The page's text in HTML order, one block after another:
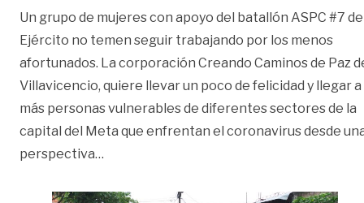
Un grupo de mujeres con apoyo del batallón ASPC #7
Ejército no temen seguir trabajando por los menos
afortunados. La corporación Creando Caminos de Paz
Villavicencio, quiere llevar un poco de felicidad y llegar a
más personas vulnerables de diferentes sectores de la
capital del Meta que enfrentan el coronavirus desde
perspectiva…